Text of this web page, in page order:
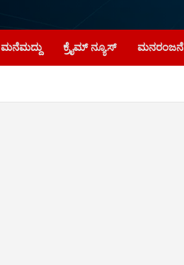
ಮನೆಮದ್ದು ಕ್ರೈಮ್‌ ನ್ಯೂಸ್ ಮನರಂಜನೆ